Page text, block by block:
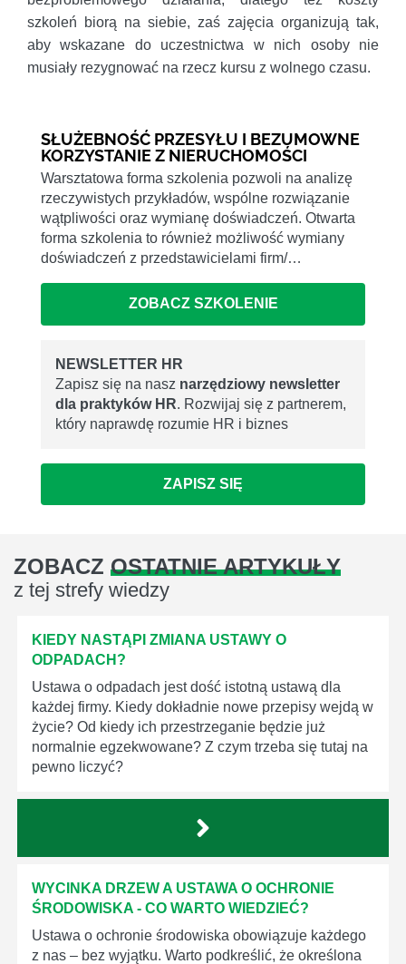
szkoleń biorą na siebie, zaś zajęcia organizują tak,
aby wskazane do uczestnictwa w nich osoby nie
musiały rezygnować na rzecz kursu z wolnego czasu.
SŁUŻEBNOŚĆ PRZESYŁU I BEZUMOWNE
KORZYSTANIE Z NIERUCHOMOŚCI
Warsztatowa forma szkolenia pozwoli na analizę
rzeczywistych przykładów, wspólne rozwiązanie
wątpliwości oraz wymianę doświadczeń. Otwarta
forma szkolenia to również możliwość wymiany
doświadczeń z przedstawicielami firm/…
ZOBACZ SZKOLENIE
NEWSLETTER HR
Zapisz się na nasz narzędziowy newsletter
dla praktyków HR. Rozwijaj się z partnerem,
który naprawdę rozumie HR i biznes
ZAPISZ SIĘ
ZOBACZ OSTATNIE ARTYKUŁY
z tej strefy wiedzy
KIEDY NASTĄPI ZMIANA USTAWY O
ODPADACH?
Ustawa o odpadach jest dość istotną ustawą dla
każdej firmy. Kiedy dokładnie nowe przepisy wejdą w
życie? Od kiedy ich przestrzeganie będzie już
normalnie egzekwowane? Z czym trzeba się tutaj na
pewno liczyć?
WYCINKA DRZEW A USTAWA O OCHRONIE
ŚRODOWISKA - CO WARTO WIEDZIEĆ?
Ustawa o ochronie środowiska obowiązuje każdego
z nas – bez wyjątku. Warto podkreślić, że określona